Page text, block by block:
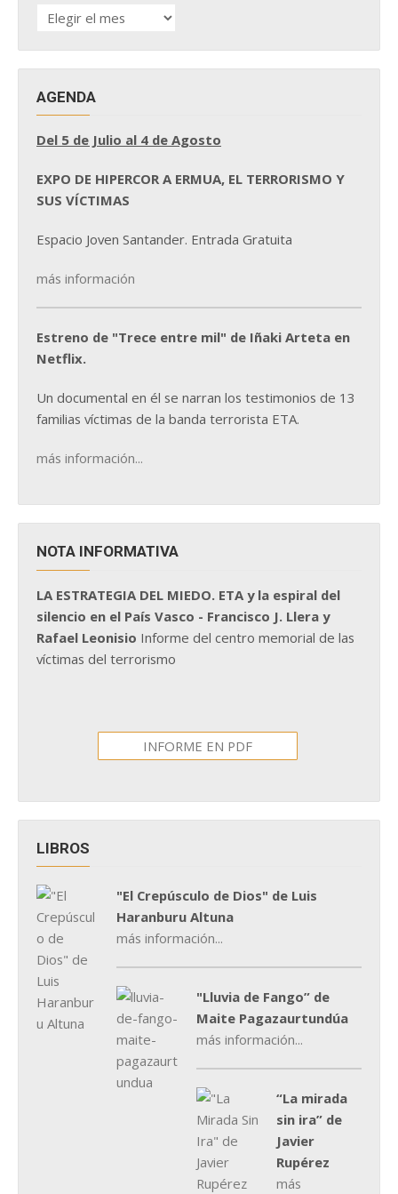
HISTÓRICO
DE
AGENDA
Del 5 de Julio al 4 de Agosto
EXPO DE HIPERCOR A ERMUA, EL TERRORISMO Y
SUS VÍCTIMAS
Espacio Joven Santander. Entrada Gratuita
más información
Estreno de "Trece entre mil" de Iñaki Arteta en
Netflix.
Un documental en él se narran los testimonios de 13
familias víctimas de la banda terrorista ETA.
más información...
NOTA INFORMATIVA
LA ESTRATEGIA DEL MIEDO. ETA y la espiral del
silencio en el País Vasco - Francisco J. Llera y
Rafael Leonisio Informe del centro memorial de las
víctimas del terrorismo
INFORME EN PDF
LIBROS
"El Crepúsculo de Dios" de Luis
Haranburu Altuna
más información...
"Lluvia de Fango” de
Maite Pagazaurtundúa
más información...
“La mirada
sin ira” de
Javier
Rupérez
más